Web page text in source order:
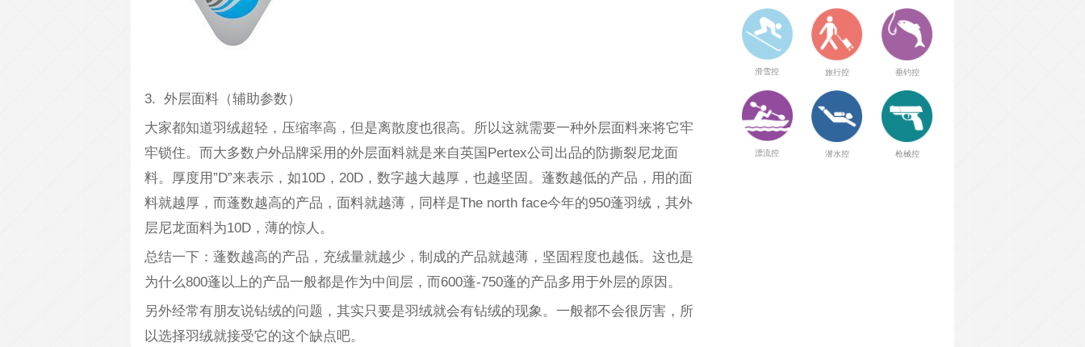
3. 外层面料（辅助参数）
大家都知道羽绒超轻，压缩率高，但是离散度也很高。所以这就需要一种外层面料来将它牢
牢锁住。而大多数户外品牌采用的外层面料就是来自英国Pertex公司出品的防撕裂尼龙面
料。厚度用”D”来表示，如10D，20D，数字越大越厚，也越坚固。蓬数越低的产品，用的面
料就越厚，而蓬数越高的产品，面料就越薄，同样是The north face今年的950蓬羽绒，其外
层尼龙面料为10D，薄的惊人。
总结一下：蓬数越高的产品，充绒量就越少，制成的产品就越薄，坚固程度也越低。这也是
为什么800蓬以上的产品一般都是作为中间层，而600蓬-750蓬的产品多用于外层的原因。
另外经常有朋友说钻绒的问题，其实只要是羽绒就会有钻绒的现象。一般都不会很厉害，所
以选择羽绒就接受它的这个缺点吧。
滑雪控 旅行控 垂钓控
漂流控 潜水控 枪械控